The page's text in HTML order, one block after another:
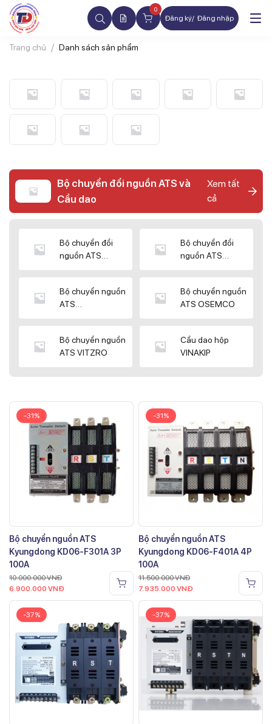
0
Đăng ký Đăng nhập
Trang chủ Danh sách sản phẩm
Bộ chuyển đổi nguồn ATS và
Cầu dao
Xem tất
cả
Bộ chuyển đổi
nguồn ATS
Bộ chuyển đổi
nguồn ATS
Bộ chuyển nguồn
ATS
Bộ chuyển nguồn
ATS OSEMCO
Bộ chuyển nguồn
ATS VITZRO
Cầu dao hộp
VINAKIP
-31%
Bộ chuyển nguồn ATS
Kyungdong KD06-F301A 3P
100A
10.000.000VNĐ
6.900.000 VNĐ
-31%
Bộ chuyển nguồn ATS
Kyungdong KD06-F401A 4P
100A
11.500.000VNĐ
7.935.000 VNĐ
-37% -37%